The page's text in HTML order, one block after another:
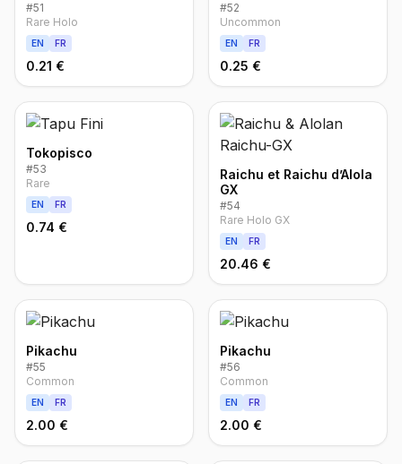
#51
Rare Holo
EN FR
0.21 €
#52
Uncommon
EN FR
0.25 €
Tokopisco
#53
Rare
EN FR
0.74 €
Raichu et Raichu d’Alola
GX
#54
Rare Holo GX
EN FR
20.46 €
Pikachu
#55
Common
EN FR
2.00 €
Pikachu
#56
Common
EN FR
2.00 €